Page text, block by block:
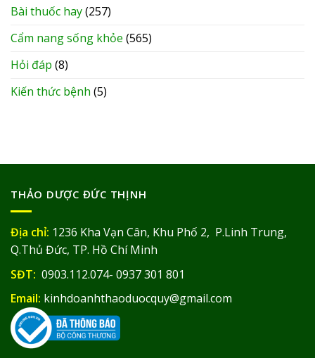
Bài thuốc hay(257)
Cẩm nang sống khỏe (565)
Hỏi đáp (8)
Kiến thức bệnh (5)
THẢO DƯỢC ĐỨC THỊNH
Địa chỉ: 1236 Kha Vạn Cân, Khu Phố 2, P.Linh Trung,
Q.Thủ Đức, TP. Hồ Chí Minh
SĐT: 0903.112.074- 0937 301 801
Email: kinhdoanhthaoduocquy@gmail.com